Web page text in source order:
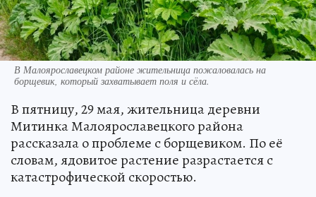
В Малоярославецком районе жительница пожаловалась на
борщевик, который захватывает поля и сёла.
В пятницу, 29 мая, жительница деревни
Митинка Малоярославецкого района
рассказала о проблеме с борщевиком. По её
словам, ядовитое растение разрастается с
катастрофической скоростью.